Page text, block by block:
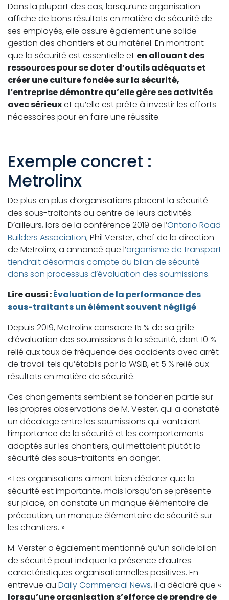
Dans la plupart des cas, lorsqu’une organisation
affiche de bons résultats en matière de sécurité de
ses employés, elle assure également une solide
gestion des chantiers et du matériel. En montrant
que la sécurité est essentielle et en allouant des
ressources pour se doter d’outils adéquats et
créer une culture fondée sur la sécurité,
l’entreprise démontre qu’elle gère ses activités
avec sérieuxet qu’elle est prête à investir les efforts
nécessaires pour en faire une réussite.
Exemple concret :
Metrolinx
De plus en plus d’organisations placent la sécurité
des sous-traitants au centre de leurs activités.
D’ailleurs, lors de la conférence 2019 de l’Ontario Road
Builders Association, Phil Verster, chef de la direction
de Metrolinx, a annoncé que l’organisme de transport
tiendrait désormais compte du bilan de sécurité
dans son processus d’évaluation des soumissions.
Lire aussi :Évaluation de la performance des
sous-traitants un élément souvent négligé
Depuis 2019, Metrolinx consacre 15 % de sa grille
d’évaluation des soumissions à la sécurité, dont 10 %
relié aux taux de fréquence des accidents avec arrêt
de travail tels qu’établis par la WSIB, et 5 % relié aux
résultats en matière de sécurité.
Ces changements semblent se fonder en partie sur
les propres observations de M. Vester, qui a constaté
un décalage entre les soumissions qui vantaient
l’importance de la sécurité et les comportements
adoptés sur les chantiers, qui mettaient plutôt la
sécurité des sous-traitants en danger.
« Les organisations aiment bien déclarer que la
sécurité est importante, mais lorsqu’on se présente
sur place, on constate un manque élémentaire de
précaution, un manque élémentaire de sécurité sur
les chantiers. »
M. Verster a également mentionné qu’un solide bilan
de sécurité peut indiquer la présence d’autres
caractéristiques organisationnelles positives. En
entrevue au Daily Commercial News, il a déclaré que «
lorsqu’une organisation s’efforce de prendre de